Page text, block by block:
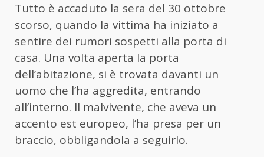
Tutto è accaduto la sera del 30 ottobre
scorso, quando la vittima ha iniziato a
sentire dei rumori sospetti alla porta di
casa. Una volta aperta la porta
dell’abitazione, si è trovata davanti un
uomo che l’ha aggredita, entrando
all’interno. Il malvivente, che aveva un
accento est europeo, l’ha presa per un
braccio, obbligandola a seguirlo.